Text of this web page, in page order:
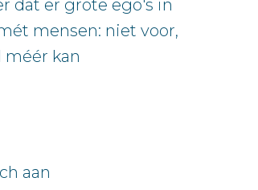
dat er grote ego's in
mensen: niet voor,
méér kan
aan